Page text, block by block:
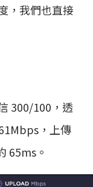
，我們也直接
300/100，透
，上傳
65ms。